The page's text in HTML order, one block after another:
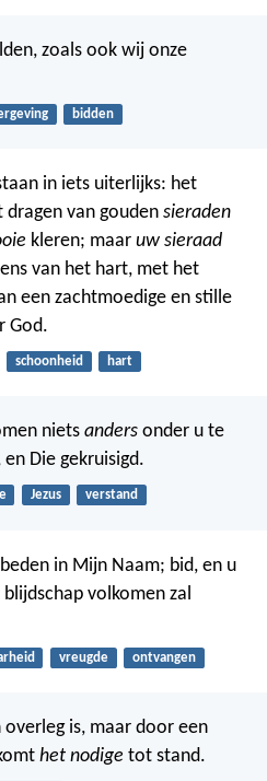
zoals ook wij onze
bidden
in iets uiterlijks: het
van gouden sieraden
kleren; maar uw sieraad
van het hart, met het
een zachtmoedige en stille
God.
schoonheid hart
niets anders onder u te
Die gekruisigd.
Jezus verstand
in Mijn Naam; bid, en u
volkomen zal
vreugde ontvangen
overleg is, maar door een
het nodige tot stand.